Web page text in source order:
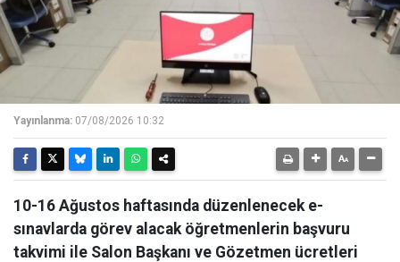
Yayınlanma: 07/08/2026 10:32
10-16 Ağustos haftasında düzenlenecek e-
sınavlarda görev alacak öğretmenlerin başvuru
takvimi ile Salon Başkanı ve Gözetmen ücretleri